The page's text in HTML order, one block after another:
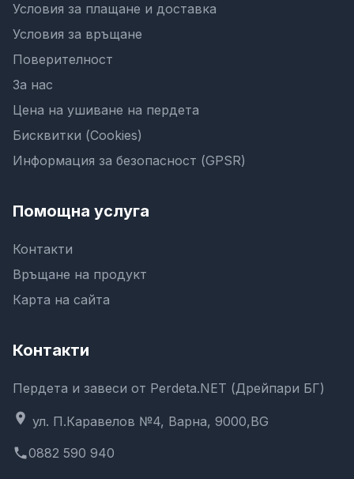
Условия за плащане и доставка
Условия за връщане
Поверителност
За нас
Цена на ушиване на пердета
Бисквитки (Cookies)
Информация за безопасност (GPSR)
Помощна услуга
Контакти
Връщане на продукт
Карта на сайта
Контакти
Пердета и завеси от Perdeta.NET (Дрейпари БГ)
location_on ул. П.Каравелов №4, Варна, 9000,BG
phone0882 590 940